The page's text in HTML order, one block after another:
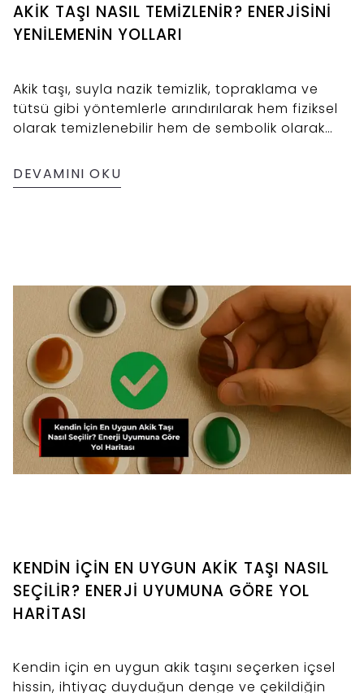
AKİK TAŞI NASIL TEMİZLENİR? ENERJİSİNİ
YENİLEMENİN YOLLARI
Akik taşı, suyla nazik temizlik, topraklama ve
tütsü gibi yöntemlerle arındırılarak hem fiziksel
olarak temizlenebilir hem de sembolik olarak
DEVAMINI OKU
KENDİN İÇİN EN UYGUN AKİK TAŞI NASIL
SEÇİLİR? ENERJİ UYUMUNA GÖRE YOL
HARİTASI
Kendin için en uygun akik taşını seçerken içsel
hissin, ihtiyaç duyduğun denge ve çekildiğin